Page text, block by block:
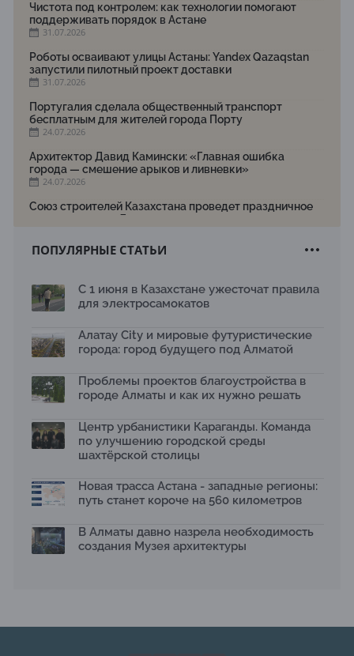
Чистота под контролем: как технологии помогают
поддерживать порядок в Астане
31.07.2026
Роботы осваивают улицы Астаны: Yandex Qazaqstan
запустили пилотный проект доставки
31.07.2026
Португалия сделала общественный транспорт
бесплатным для жителей города Порту
24.07.2026
Архитектор Давид Камински: «Главная ошибка
города — смешение арыков и ливневки»
24.07.2026
Союз строителей Казахстана проведет праздничное
мероприятие ко Дню строителя
Новый Строительный кодекс: что изменилось для
Бауыржана Байбахтиева
17.07.2026
рободоставки в Астане
15.07.2026
2026 принимает заявки до 31 июля
13.07.2026
темой новой выставки в «Целинном»
13.07.2026
Қазақстан»: воспитанники подарили вторую жизнь
отходам
08.07.2026
Ко Дню столицы в Нуре благоустроили шесть
общественных пространств
06.07.2026
МЧС усилило мониторинг рек и моренных озер после
ПОПУЛЯРНЫЕ СТАТЬИ
С 1 июня в Казахстане ужесточат правила
для электросамокатов
Алатау City и мировые футуристические
города: город будущего под Алматой
Проблемы проектов благоустройства в
городе Алматы и как их нужно решать
Центр урбанистики Караганды. Команда
по улучшению городской среды
шахтёрской столицы
Новая трасса Астана - западные регионы:
путь станет короче на 560 километров
В Алматы давно назрела необходимость
создания Музея архитектуры